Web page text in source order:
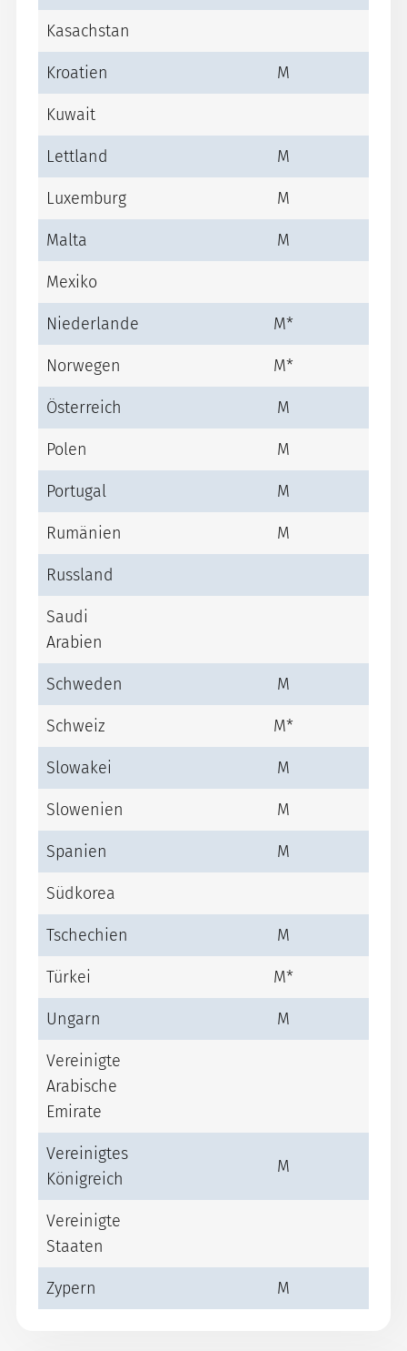
Kasachstan
Kroatien M
Kuwait
Lettland M
Luxemburg M
Malta M
Mexiko
Niederlande M*
Norwegen M*
Österreich M
Polen M
Portugal M
Rumänien M
Russland
Saudi
Arabien
Schweden M
Schweiz M*
Slowakei M
Slowenien M
Spanien M
Südkorea
Tschechien M
Türkei M*
Ungarn M
Vereinigte
Arabische
Emirate
Vereinigtes
Königreich
M
Vereinigte
Staaten
Zypern M